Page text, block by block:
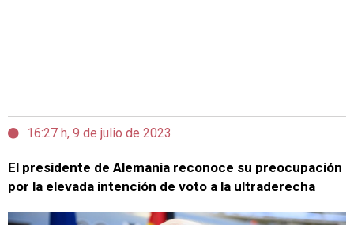
16:27 h, 9 de julio de 2023
El presidente de Alemania reconoce su preocupación
por la elevada intención de voto a la ultraderecha